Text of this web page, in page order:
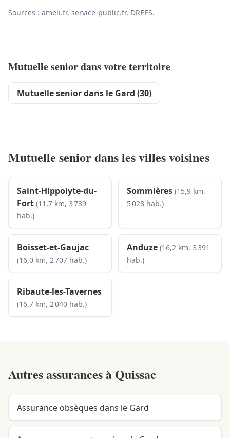
Sources : ameli.fr, service-public.fr, DREES.
Mutuelle senior dans votre territoire
Mutuelle senior dans le Gard (30)
Mutuelle senior dans les villes voisines
Saint-Hippolyte-du-
Fort (11,7 km, 3 739
hab.)
Sommières (15,9 km,
5 028 hab.)
Boisset-et-Gaujac
(16,0 km, 2 707 hab.)
Anduze (16,2 km, 3 391
hab.)
Ribaute-les-Tavernes
(16,7 km, 2 040 hab.)
Autres assurances àQuissac
Assurance obsèques dans le Gard